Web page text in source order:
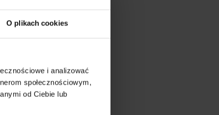
O plikach cookies
i analizować
społecznościowym,
od Ciebie lub